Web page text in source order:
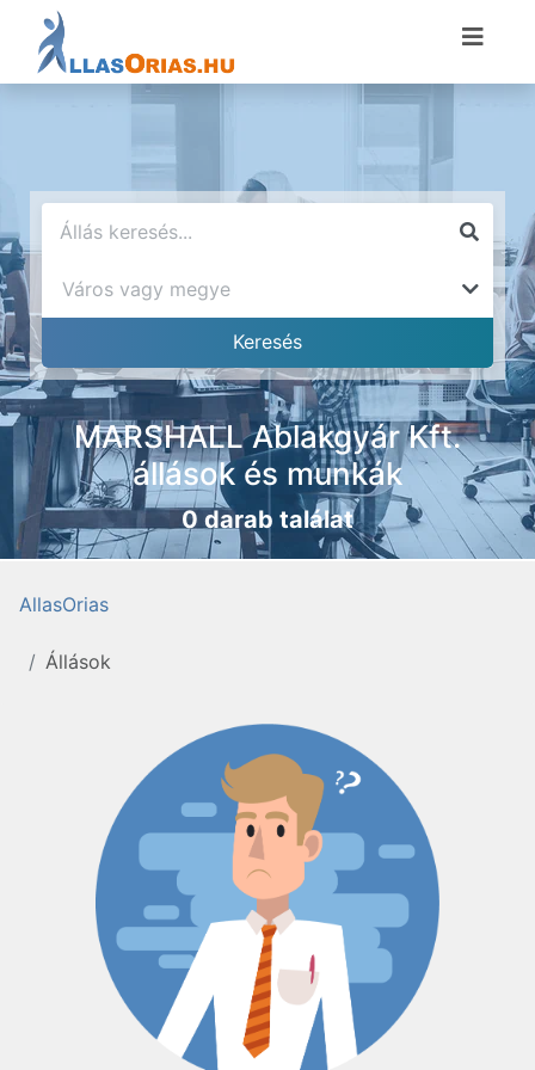
MARSHALL Ablakgyár Kft.
állások és munkák
0 darab találat
AllasOrias
Állások